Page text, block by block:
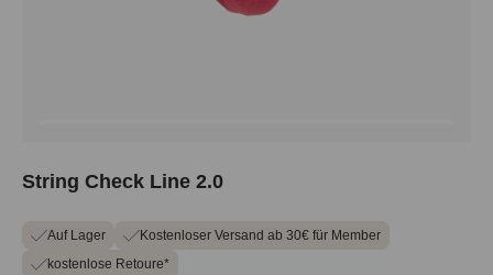
String Check Line 2.0
Auf Lager
Kostenloser Versand ab 30€ für Member
kostenlose Retoure*